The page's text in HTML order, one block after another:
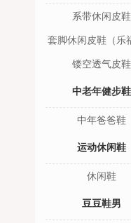
系带休闲皮鞋
套脚休闲皮鞋（乐
豆豆鞋）
镂空透气皮鞋
中老年健步鞋
中年爸爸鞋
运动休闲鞋
休闲鞋
豆豆鞋男